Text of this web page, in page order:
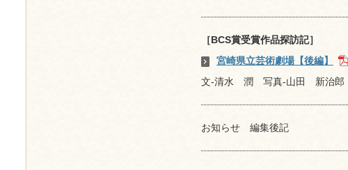
［BCS賞受賞作品探訪記］
宮崎県立芸術劇場【後編】
文-清水 潤 写真-山田 新治郎
お知らせ 編集後記